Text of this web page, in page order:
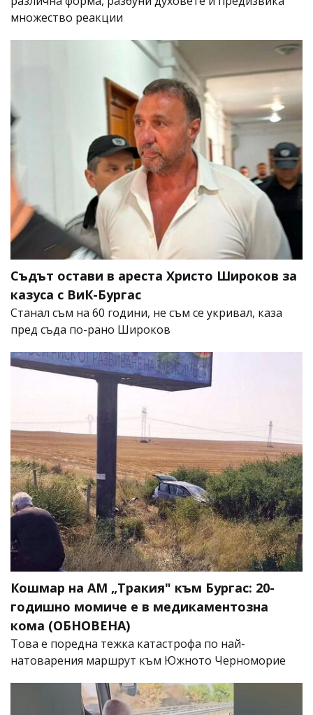
множество реакции
Съдът остави в ареста Христо Широков за
казуса с ВиК-Бургас
Станал съм на 60 години, не съм се укривал, каза
пред съда по-рано Широков
Кошмар на АМ „Тракия" към Бургас: 20-
годишно момиче е в медикаментозна
кома (ОБНОВЕНА)
Това е поредна тежка катастрофа по най-
натоварения маршрут към Южното Черноморие